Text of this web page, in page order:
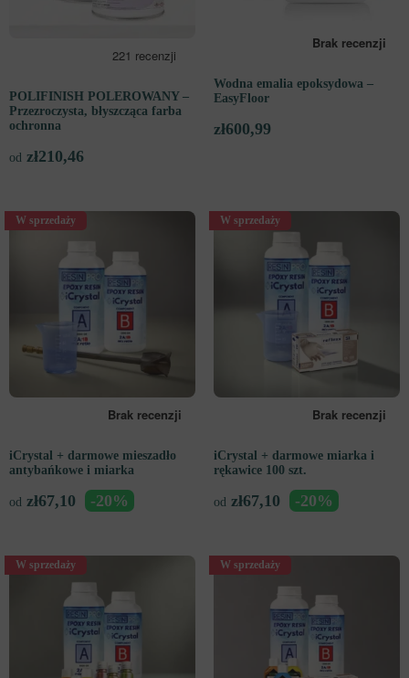
POLIFINISH POLEROWANY –
Przezroczysta, błyszcząca farba
ochronna
od zł210,46
Wodna emalia epoksydowa –
EasyFloor
zł600,99
W sprzedaży
iCrystal + darmowe mieszadło
antybańkowe i miarka
od zł67,10 -20%
W sprzedaży
iCrystal + darmowe miarka i
rękawice 100 szt.
od zł67,10 -20%
W sprzedaży W sprzedaży